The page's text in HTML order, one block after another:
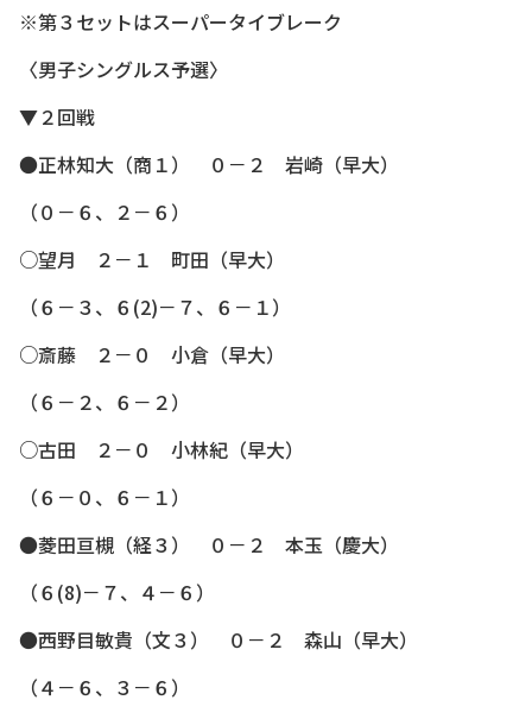
※第３セットはスーパータイブレーク
〈男子シングルス予選〉
▼２回戦
●正林知大（商１） ０－２ 岩崎（早大）
（０－６、２－６）
○望月 ２－１ 町田（早大）
（６－３、６(2)－７、６－１）
○斎藤 ２－０ 小倉（早大）
（６－２、６－２）
○古田 ２－０ 小林紀（早大）
（６－０、６－１）
●菱田亘槻（経３） ０－２ 本玉（慶大）
（６(8)－７、４－６）
●西野目敏貴（文３） ０－２ 森山（早大）
（４－６、３－６）